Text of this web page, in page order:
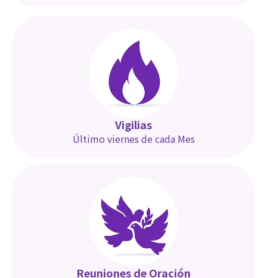
Vigilias
Último viernes de cada Mes
Reuniones de Oración